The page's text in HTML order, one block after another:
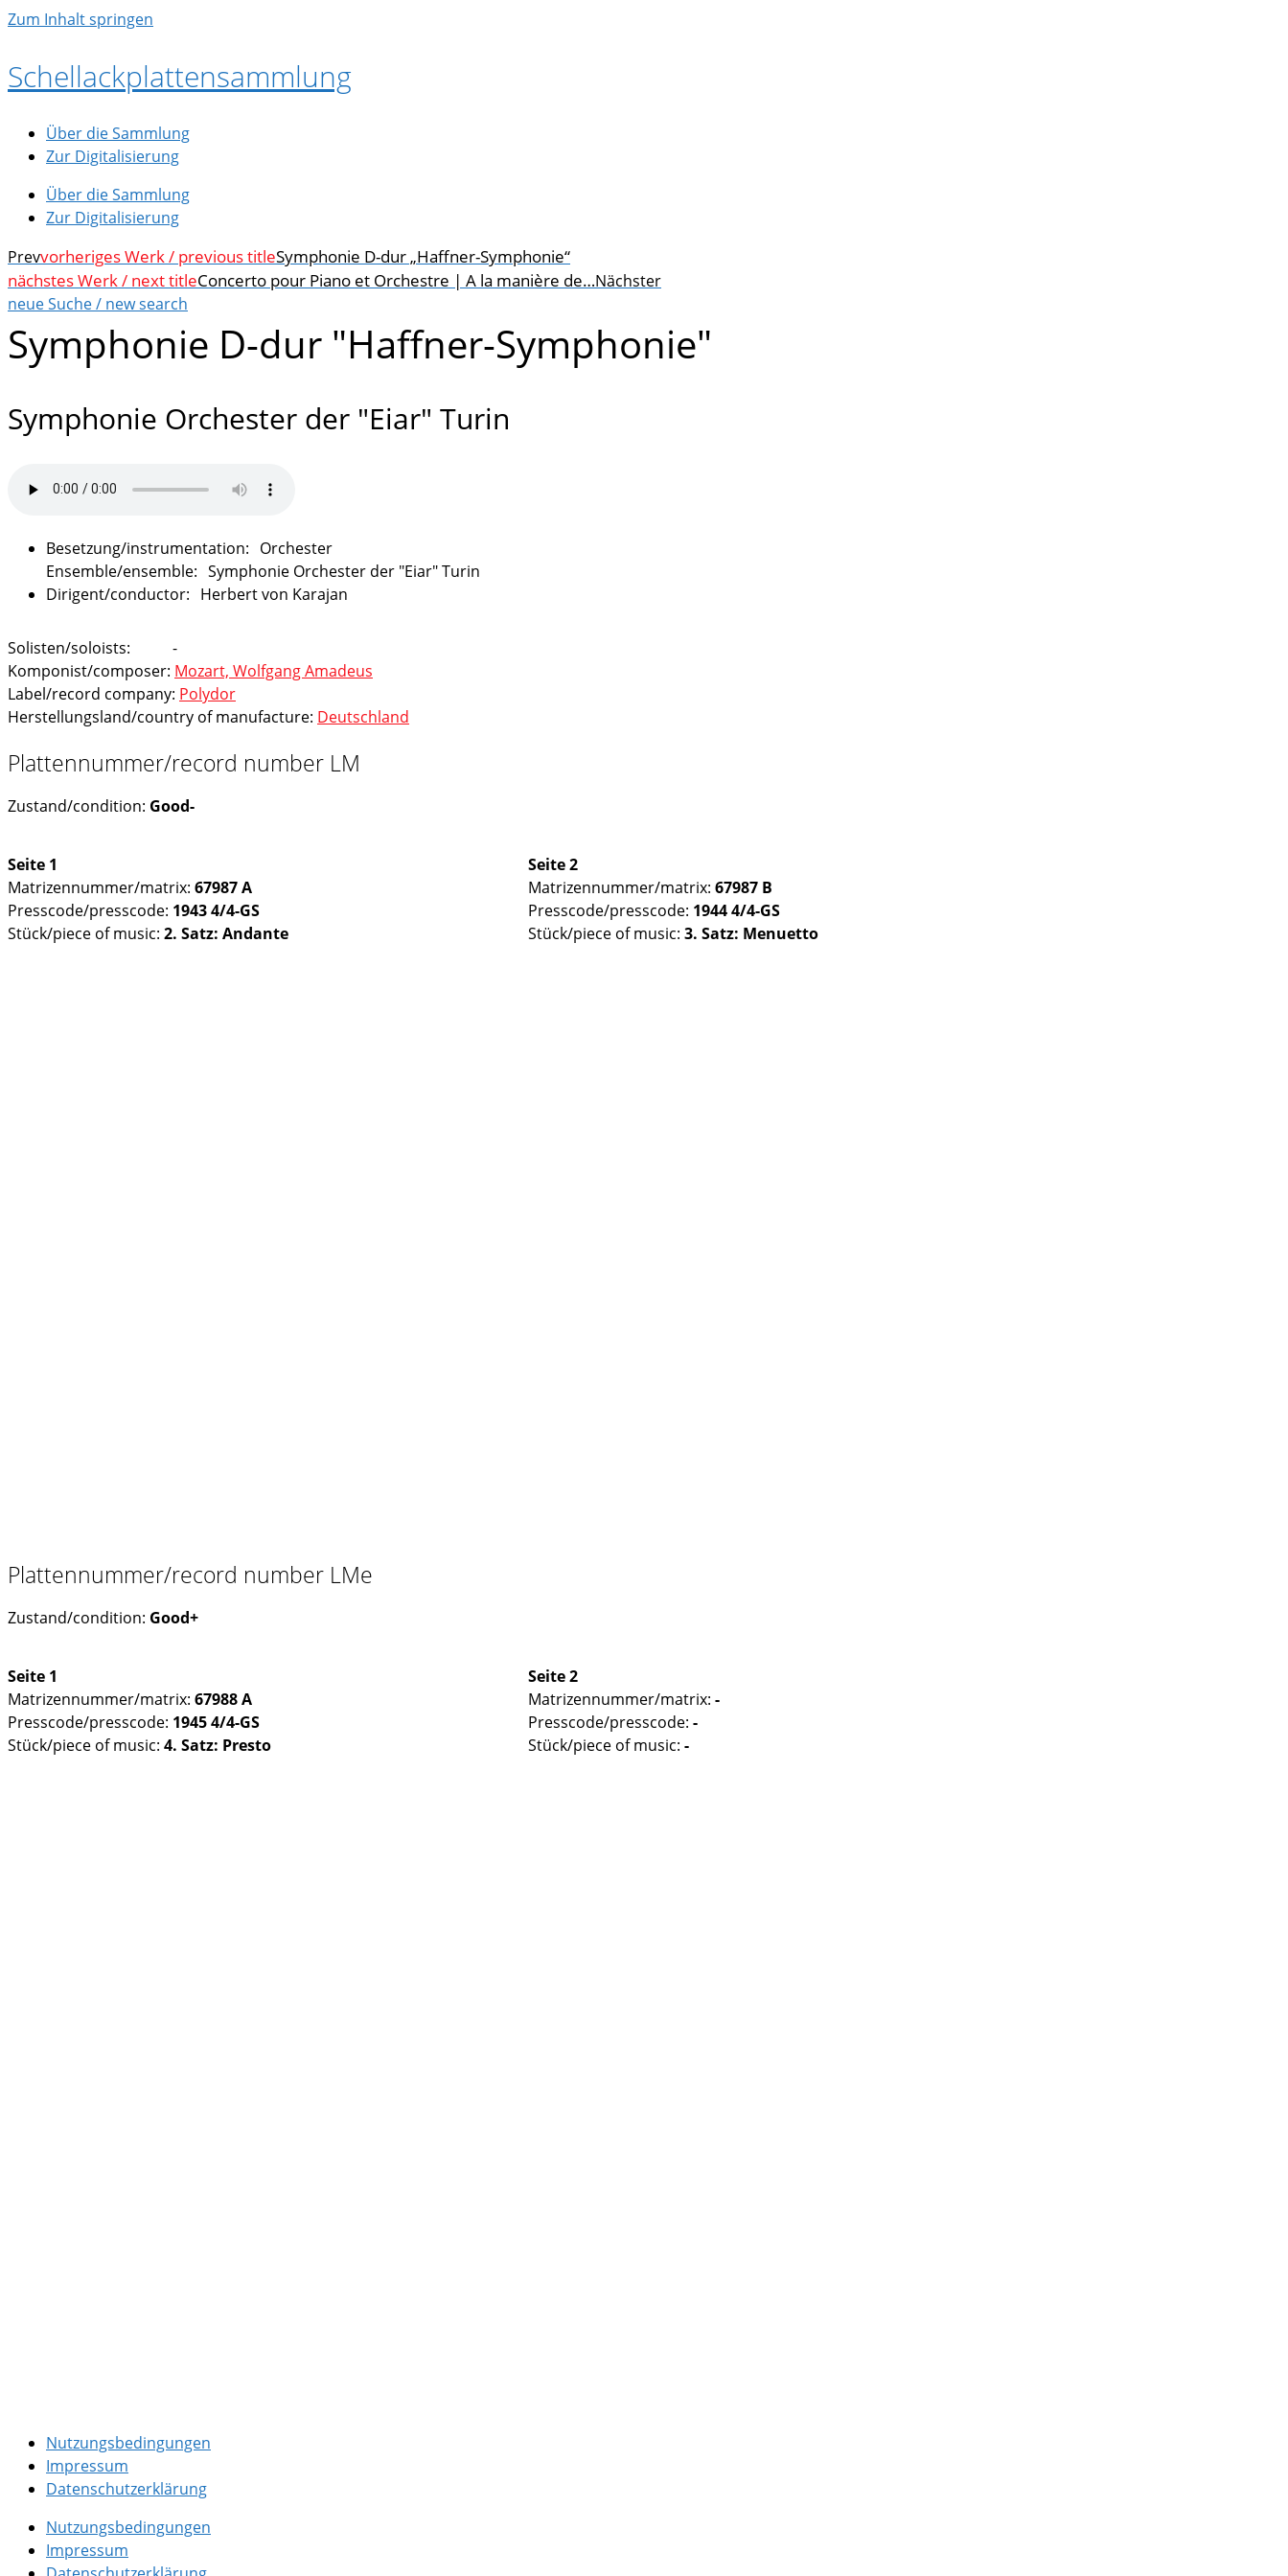
Zum Inhalt springen
Schellackplattensammlung
Über die Sammlung
Zur Digitalisierung
Über die Sammlung
Zur Digitalisierung
Prevvorheriges Werk / previous titleSymphonie D-dur „Haffner-Symphonie“
nächstes Werk / next titleConcerto pour Piano et Orchestre | A la manière de…Nächster
neue Suche / new search
Symphonie D-dur "Haffner-Symphonie"
Symphonie Orchester der "Eiar" Turin
Orchester
Symphonie Orchester der "Eiar" Turin
Herbert von Karajan
Solisten/soloists:
-
Komponist/composer: Mozart, Wolfgang Amadeus
Label/record company: Polydor
Herstellungsland/country of manufacture: Deutschland
Plattennummer/record number LM
Zustand/condition: Good-
Seite 1
Matrizennummer/matrix: 67987 A
Presscode/presscode: 1943 4/4-GS
Stück/piece of music: 2. Satz: Andante
Seite 2
Matrizennummer/matrix: 67987 B
Presscode/presscode: 1944 4/4-GS
Stück/piece of music: 3. Satz: Menuetto
Plattennummer/record number LMe
Zustand/condition: Good+
Seite 1
Matrizennummer/matrix: 67988 A
Presscode/presscode: 1945 4/4-GS
Stück/piece of music: 4. Satz: Presto
Seite 2
Matrizennummer/matrix: -
Presscode/presscode: -
Stück/piece of music: -
Nutzungsbedingungen
Impressum
Datenschutzerklärung
Nutzungsbedingungen
Impressum